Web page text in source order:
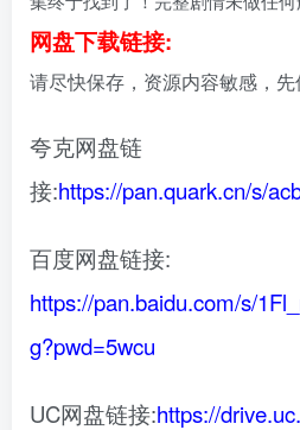
网盘下载链接:
请尽快保存，资源内容敏感，
夸克网盘链
接:https://pan.quark.cn/s/
百度网盘链接:
https://pan.baidu.com/s/
g?pwd=5wcu
UC网盘链接:https://